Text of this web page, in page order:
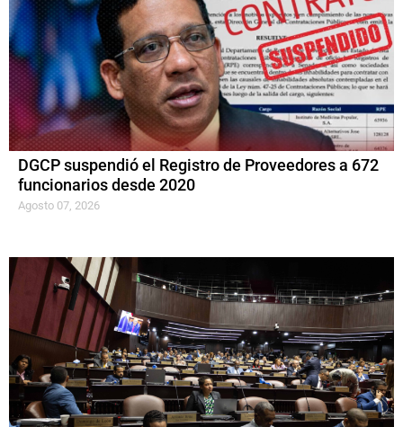
DGCP suspendió el Registro de Proveedores a 672
funcionarios desde 2020
Agosto 07, 2026